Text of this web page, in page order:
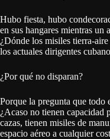
Hubo fiesta, hubo
en sus hangares mientras
¿Dónde los misiles tierra-
los actuales dirigentes
¿Por qué no disparan?
Porque la pregunta que todo
¿Acaso no tienen capacidad
cazas, tienen misiles de
espacio aéreo a cualquier